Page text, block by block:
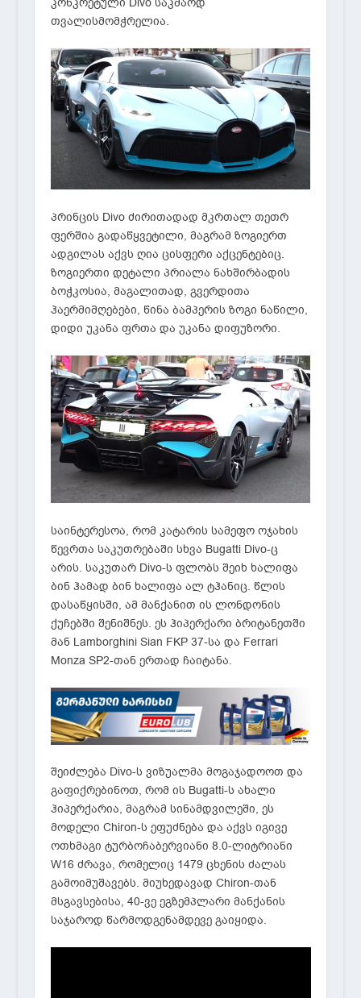
თვალისმომჭრელია.
პრინცის Divo ძირითადად მკრთალ თეთრ
ფერშია გადაწყვეტილი, მაგრამ ზოგიერთ
ადგილას აქვს ღია ცისფერი აქცენტებიც.
ზოგიერთი დეტალი პრიალა ნახშირბადის
ბოჭკოსია, მაგალითად, გვერდითა
ჰაერმიმღებები, წინა ბამპერის ზოგი ნაწილი,
დიდი უკანა ფრთა და უკანა დიფუზორი.
საინტერესოა, რომ კატარის სამეფო ოჯახის
წევრთა საკუთრებაში სხვა Bugatti Divo-ც
არის. საკუთარ Divo-ს ფლობს შეიხ ხალიფა
ბინ ჰამად ბინ ხალიფა ალ ტჰანიც. წლის
დასაწყისში, ამ მანქანით ის ლონდონის
ქუჩებში შენიშნეს. ეს ჰიპერქარი ბრიტანეთში
მან Lamborghini Sian FKP 37-სა და Ferrari
Monza SP2-თან ერთად ჩაიტანა.
შეიძლება Divo-ს ვიზუალმა მოგაჯადოოთ და
გაფიქრებინოთ, რომ ის Bugatti-ს ახალი
ჰიპერქარია, მაგრამ სინამდვილეში, ეს
მოდელი Chiron-ს ეფუძნება და აქვს იგივე
ოთხმაგი ტურბოჩაბერვიანი 8.0-ლიტრიანი
W16 ძრავა, რომელიც 1479 ცხენის ძალას
გამოიმუშავებს. მიუხედავად Chiron-თან
მსგავსებისა, 40-ვე ეგზემპლარი მანქანის
საჯაროდ წარმოდგენამდევე გაიყიდა.